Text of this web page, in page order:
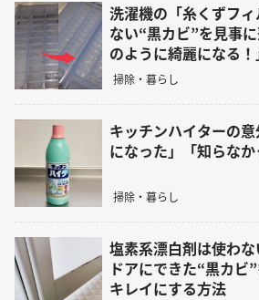
洗濯機の「糸くずフ
ない“黒カビ”を見事
のように綺麗になる！
掃除・暮らし
キッチンハイターの
になった」「知らなか
掃除・暮らし
塩素系漂白剤は使わ
ドアにできた“黒カビ
キレイにする方法